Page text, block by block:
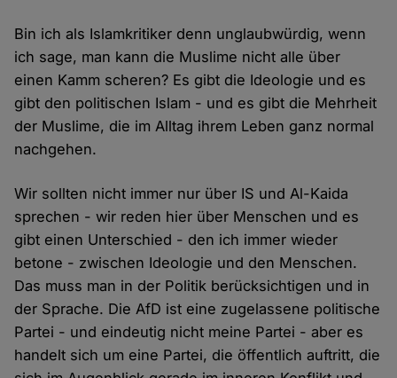
Bin ich als Islamkritiker denn unglaubwürdig, wenn
ich sage, man kann die Muslime nicht alle über
einen Kamm scheren? Es gibt die Ideologie und es
gibt den politischen Islam - und es gibt die Mehrheit
der Muslime, die im Alltag ihrem Leben ganz normal
nachgehen.
Wir sollten nicht immer nur über IS und Al-Kaida
sprechen - wir reden hier über Menschen und es
gibt einen Unterschied - den ich immer wieder
betone - zwischen Ideologie und den Menschen.
Das muss man in der Politik berücksichtigen und in
der Sprache. Die AfD ist eine zugelassene politische
Partei - und eindeutig nicht meine Partei - aber es
handelt sich um eine Partei, die öffentlich auftritt, die